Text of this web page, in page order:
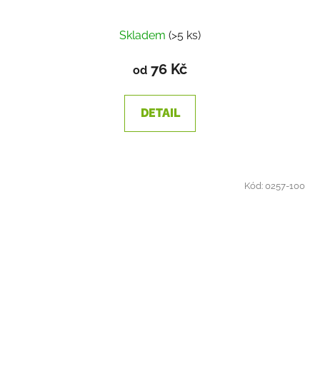
Skladem (>5 ks)
od 76 Kč
DETAIL
Kód:0257-100